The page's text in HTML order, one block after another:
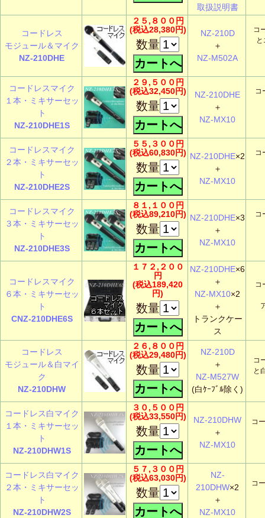
取扱説明書
コードレス
モジュール＆マイク
NZ-210DHE
２５,８００円
(税込28,380円)
数量
NZ-210D
＋
NZ-M502A
コ
コードレスマイク
１本・ミキサーセッ
ト
NZ-210DHE1S
２９,５００円
(税込32,450円)
数量
NZ-210DHE
＋
NZ-MX10
コ
コードレスマイク
２本・ミキサーセッ
ト
NZ-210DHE2S
５５,３００円
(税込60,830円)
数量
NZ-210DHE×2
＋
NZ-MX10
コ
コードレスマイク
３本・ミキサーセッ
ト
NZ-210DHE3S
８１,１００円
(税込89,210円)
数量
NZ-210DHE×3
＋
NZ-MX10
コ
コードレスマイク
６本・ミキサーセッ
ト
CNZ-210DHE6S
１７２,２００
円
(税込189,420
円)
数量
NZ-210DHE×6
＋
NZ-MX10×2
＋
トランクケー
ス
コ
コードレス
モジュール＆白マイ
ク
NZ-210DHW
２６,８００円
(税込29,480円)
数量
NZ-210D
＋
NZ-M527W
(白ｹｰﾌﾞﾙ除く)
コ
と
コードレス白マイク
１本・ミキサーセッ
ト
NZ-210DHW1S
３０,５００円
(税込33,550円)
数量
NZ-210DHW
＋
NZ-MX10
コ
コードレス白マイク
２本・ミキサーセッ
ト
NZ-210DHW2S
５７,３００円
(税込63,030円)
数量
NZ-
210DHW×2
＋
NZ-MX10
コ